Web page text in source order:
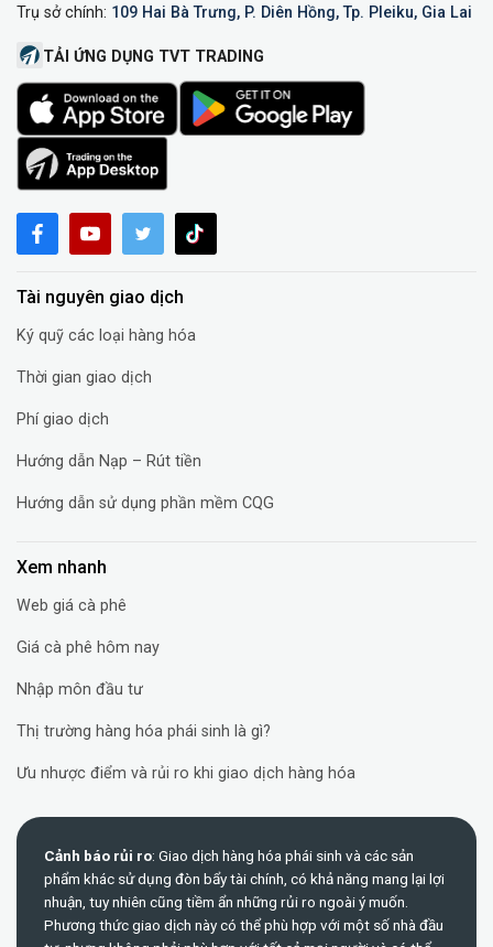
Trụ sở chính: 109 Hai Bà Trưng, P. Diên Hồng, Tp. Pleiku, Gia Lai
TẢI ỨNG DỤNG TVT TRADING
Tài nguyên giao dịch
Ký quỹ các loại hàng hóa
Thời gian giao dịch
Phí giao dịch
Hướng dẫn Nạp – Rút tiền
Hướng dẫn sử dụng phần mềm CQG
Xem nhanh
Web giá cà phê
Giá cà phê hôm nay
Nhập môn đầu tư
Thị trường hàng hóa phái sinh là gì?
Ưu nhược điểm và rủi ro khi giao dịch hàng hóa
Cảnh báo rủi ro: Giao dịch hàng hóa phái sinh và các sản
phẩm khác sử dụng đòn bẩy tài chính, có khả năng mang lại lợi
nhuận, tuy nhiên cũng tiềm ẩn những rủi ro ngoài ý muốn.
Phương thức giao dịch này có thể phù hợp với một số nhà đầu